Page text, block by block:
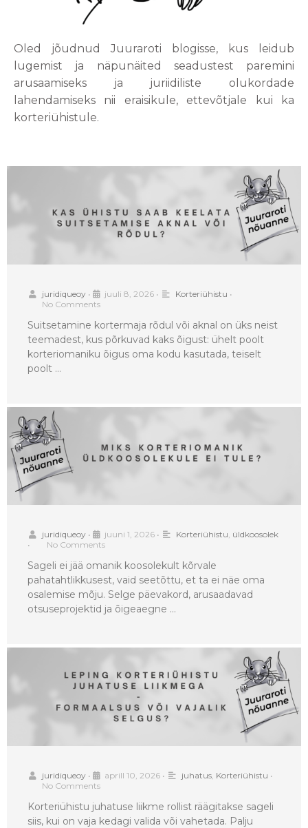
Oled jõudnud Juuraroti blogisse, kus leidub
lugemist ja näpunäited seadustest paremini
arusaamiseks ja juriidiliste olukordade
lahendamiseks nii eraisikule, ettevõtjale kui ka
korteriühistule.
juridiqueoy • juuli 8, 2026 • Korteriühistu •
No Comments
Suitsetamine kortermaja rõdul või aknal on üks neist
teemadest, kus põrkuvad kaks õigust: ühelt poolt
korteriomaniku õigus oma kodu kasutada, teiselt
poolt …
juridiqueoy • juuni 1, 2026 • Korteriühistu, üldkoosolek
•
No Comments
Sageli ei jää omanik koosolekult kõrvale
pahatahtlikkusest, vaid seetõttu, et ta ei näe oma
osalemise mõju. Selge päevakord, arusaadavad
otsuseprojektid ja õigeaegne …
juridiqueoy • aprill 10, 2026 • juhatus Korteriühistu •
No Comments
Korteriühistu juhatuse liikme rollist räägitakse sageli
siis, kui on vaja kedagi valida või vahetada. Palju